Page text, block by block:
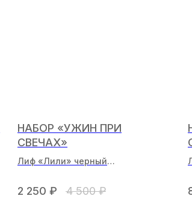
НАБОР «УЖИН ПРИ
СВЕЧАХ»
Лиф «Лили» черный
2 250 ₽ 4 500 ₽